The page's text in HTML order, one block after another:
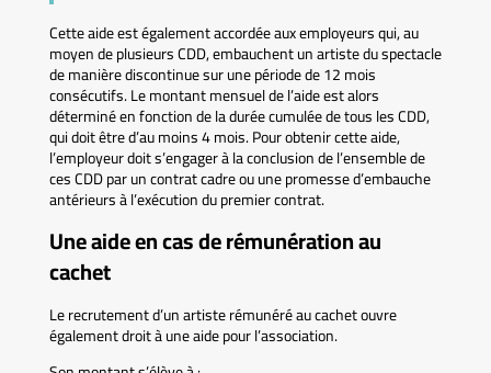
Cette aide est également accordée aux employeurs qui, au
moyen de plusieurs CDD, embauchent un artiste du spectacle
de manière discontinue sur une période de 12 mois
consécutifs. Le montant mensuel de l’aide est alors
déterminé en fonction de la durée cumulée de tous les CDD,
qui doit être d’au moins 4 mois. Pour obtenir cette aide,
l’employeur doit s’engager à la conclusion de l’ensemble de
ces CDD par un contrat cadre ou une promesse d’embauche
antérieurs à l’exécution du premier contrat.
Une aide en cas de rémunération au
cachet
Le recrutement d’un artiste rémunéré au cachet ouvre
également droit à une aide pour l’association.